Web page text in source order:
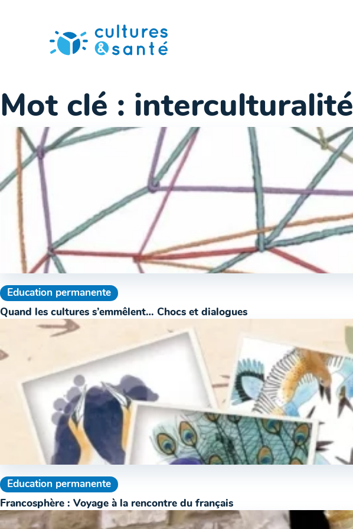
Mot clé : interculturalité
Education permanente
Quand les cultures s’emmêlent… Chocs et dialogues
Education permanente
Francosphère : Voyage à la rencontre du français